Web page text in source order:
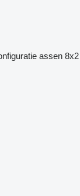
assen 8x2